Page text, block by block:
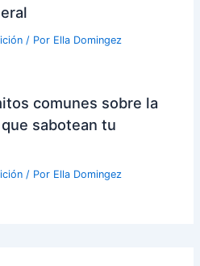
/ Por Ella Domingez
comunes sobre la
sabotean tu
/ Por Ella Domingez